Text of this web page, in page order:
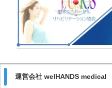
運営会社 welHANDS medical